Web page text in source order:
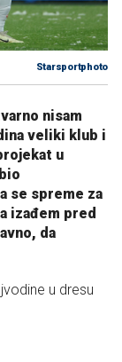
Starsportphoto
nisam
veliki klub i
u
se spreme za
izađem pred
da
u dresu